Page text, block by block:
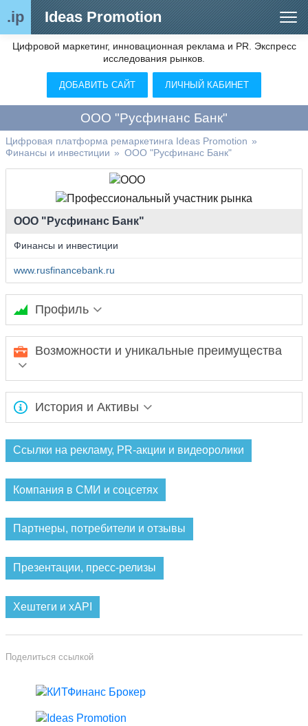
.ip Ideas Promotion
Сегменты рынка
Цифровой ремаркетинг (анализ рынка)
Видео
О нас
Цифровой маркетинг, инновационная реклама и PR. Экспресс
исследования рынков.
ДОБАВИТЬ САЙТ ЛИЧНЫЙ КАБИНЕТ
ООО "Русфинанс Банк"
Цифровая платформа ремаркетинга Ideas Promotion »
Финансы и инвестиции » ООО "Русфинанс Банк"
ООО "Русфинанс Банк"
Финансы и инвестиции
www.rusfinancebank.ru
Профиль
ООО "Русфинанс Банк"
Возможности и уникальные преимущества
Ожидается заполнение информации...
История и Активы
Ссылки на рекламу, PR-акции и видеоролики
Компания в СМИ и соцсетях
Партнеры, потребители и отзывы
Презентации, пресс-релизы
Хештеги и xAPI
Поделиться ссылкой